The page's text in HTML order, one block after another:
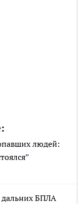
людей:
БПЛА